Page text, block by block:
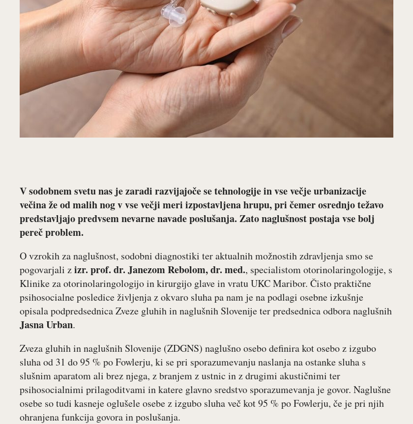
V sodobnem svetu nas je zaradi razvijajoče se tehnologije in vse večje urbanizacije
večina že od malih nog v vse večji meri izpostavljena hrupu, pri čemer osrednjo težavo
predstavljajo predvsem nevarne navade poslušanja. Zato naglušnost postaja vse bolj
pereč problem.
O vzrokih za naglušnost, sodobni diagnostiki ter aktualnih možnostih zdravljenja smo se
pogovarjali zizr. prof. dr. Janezom Rebolom, dr. med., specialistom otorinolaringologije, s
Klinike za otorinolaringologijo in kirurgijo glave in vratu UKC Maribor. Čisto praktične
psihosocialne posledice življenja z okvaro sluha pa nam je na podlagi osebne izkušnje
opisala podpredsednica Zveze gluhih in naglušnih Slovenije ter predsednica odbora naglušnih
Jasna Urban.
Zveza gluhih in naglušnih Slovenije (ZDGNS) naglušno osebo definira kot osebo z izgubo
sluha od 31 do 95 % po Fowlerju, ki se pri sporazumevanju naslanja na ostanke sluha s
slušnim aparatom ali brez njega, z branjem z ustnic in z drugimi akustičnimi ter
psihosocialnimi prilagoditvami in katere glavno sredstvo sporazumevanja je govor. Naglušne
osebe so tudi kasneje oglušele osebe z izgubo sluha več kot 95 % po Fowlerju, če je pri njih
ohranjena funkcija govora in poslušanja.